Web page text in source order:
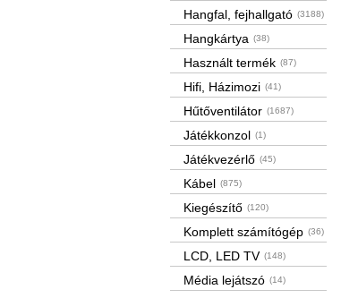
Hangfal, fejhallgató (3188)
Hangkártya (38)
Használt termék (87)
Hifi, Házimozi (41)
Hűtőventilátor (1687)
Játékkonzol (1)
Játékvezérlő (45)
Kábel (875)
Kiegészítő (120)
Komplett számítógép (36)
LCD, LED TV (148)
Média lejátszó (14)